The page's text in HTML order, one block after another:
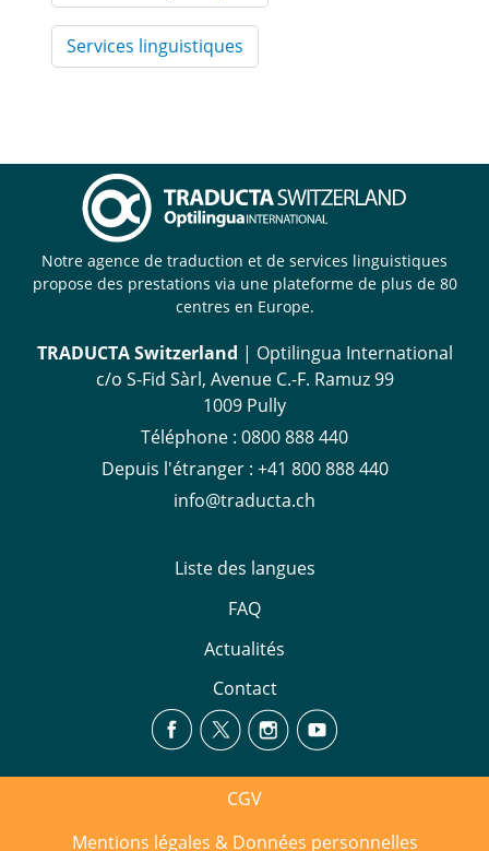
Services linguistiques
Notre agence de traduction et de services linguistiques
propose des prestations via une plateforme de plus de 80
centres en Europe.
TRADUCTA Switzerland | Optilingua International
c/o S-Fid Sàrl, Avenue C.-F. Ramuz 99
1009 Pully
Téléphone : 0800 888 440
Depuis l'étranger : +41 800 888 440
info@traducta.ch
Liste des langues
FAQ
Actualités
Contact
CGV
Mentions légales & Données personnelles